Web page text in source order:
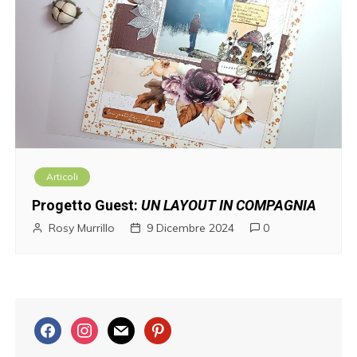
Articoli
Progetto Guest:UN LAYOUT IN COMPAGNIA
Rosy Murrillo 9 Dicembre 2024 0
f
a
i
n
m
a
p